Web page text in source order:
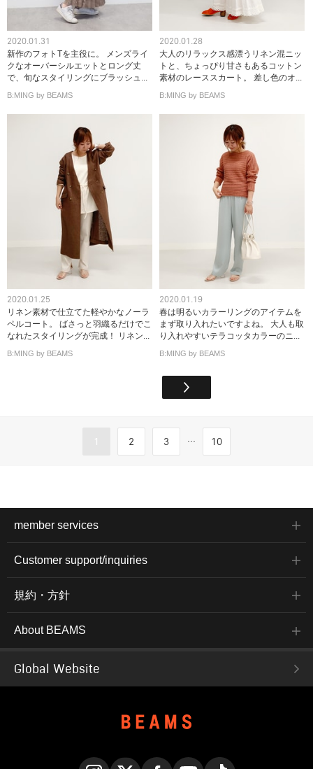
2020.01.31
新作のフォトTを主役に。 メンズライ
クなオーバーシルエットとロング丈
で、旬なスタイリングにブラッシュ...
B:MING by BEAMS
2020.01.28
大人のリラックス感漂うリネン混ニッ
トと、ちょっぴり甘さもあるコットン
素材のレーススカート。 差し色のオ...
B:MING by BEAMS
2020.01.25
リネン素材で仕立てた軽やかなノーラ
ペルコート。 ばさっと羽織るだけでこ
なれたスタイリングが完成！ リネン...
B:MING by BEAMS
2020.01.19
春は明るいカラーリングのアイテムを
まず取り入れたいですよね。 大人も取
り入れやすいテラコッタカラーのニ...
B:MING by BEAMS
1 2 3 ... 10
member services
Customer support/inquiries
規約・方針
About BEAMS
Global Website